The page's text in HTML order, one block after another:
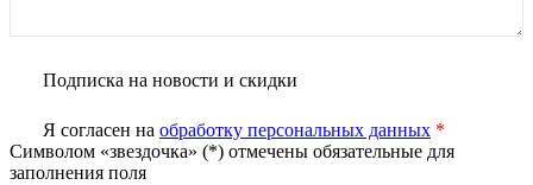
Подписка на новости и скидки
Я согласен на обработку персональных данных *
Символом «звездочка» (*) отмечены обязательные для
заполнения поля